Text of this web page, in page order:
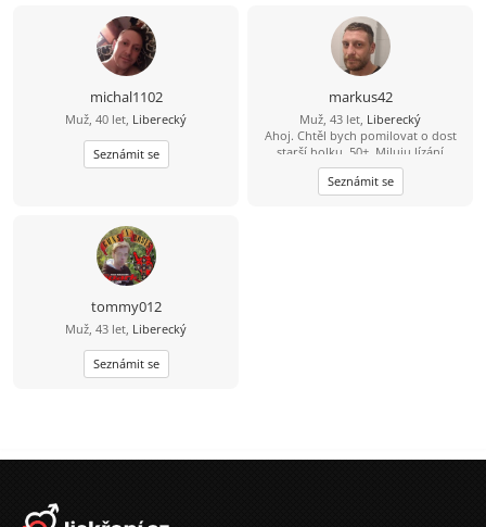
moře a pomerne vsechno co život
nabizí.
michal1102
Muž, 40 let, Liberecký
Seznámit se
markus42
Muž, 43 let, Liberecký
Ahoj. Chtěl bych pomilovat o dost
starší holku, 50+. Miluju lízání
kundičky. Pokud mas zájem piš.
Seznámit se
tommy012
Muž, 43 let, Liberecký
Seznámit se